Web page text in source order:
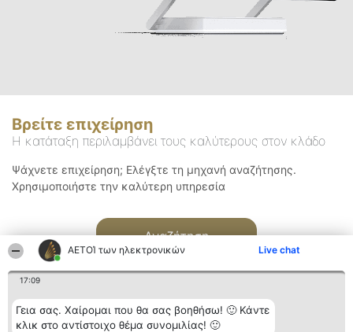
ΑΕΤΟΊ των ηλεκτρονικών Live chat
17:09
Γεια σας. Χαίρομαι που θα σας βοηθήσω! 🙂 Κάντε
κλικ στο αντίστοιχο θέμα συνομιλίας! 🙂
Βρείτε επιχείρηση
Η κατάταξη περιλαμβάνει τους καλύτερους στον κλάδο
Ψάχνετε επιχείρηση; Ελέγξτε τη μηχανή αναζήτησης.
Χρησιμοποιήστε την καλύτερη υπηρεσία
Αναζήτηση